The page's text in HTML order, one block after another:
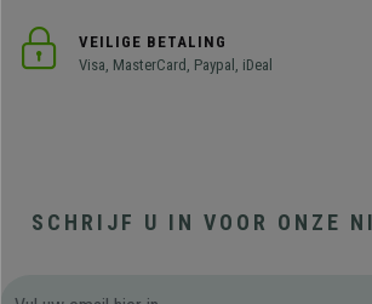
VEILIGE BETALING
Visa, MasterCard, Paypal, iDeal
SCHRIJF U IN VOOR ONZE